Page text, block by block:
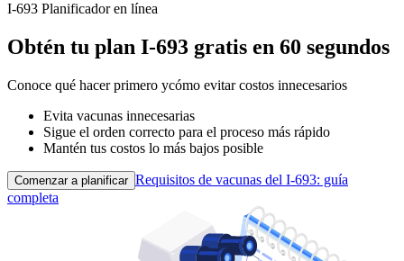
I‑693 Planificador en línea
Obtén tu plan I‑693 gratis en 60 segundos
Conoce qué hacer primero ycómo evitar costos innecesarios
Evita vacunas innecesarias
Sigue el orden correcto para el proceso más rápido
Mantén tus costos lo más bajos posible
Comenzar a planificar Requisitos de vacunas del I‑693: guía
completa